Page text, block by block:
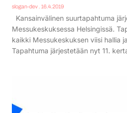
slogan-dev 16.4.2019
Kansainvälinen suurtapahtuma
Messukeskuksessa Helsingissä.
kaikki Messukeskuksen viisi hallia
Tapahtuma järjestetään nyt 11.